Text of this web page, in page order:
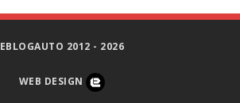
EBLOGAUTO 2012 - 2026
WEB DESIGN